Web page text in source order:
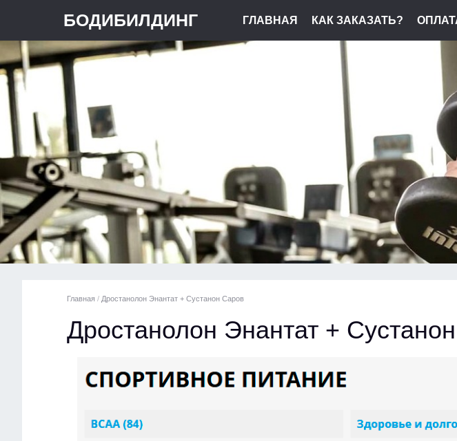
БОДИБИЛДИНГ ГЛАВНАЯ КАК ЗАКАЗАТЬ?
Главная / Дростанолон Энантат + Сустанон Саров
Дростанолон Энантат +